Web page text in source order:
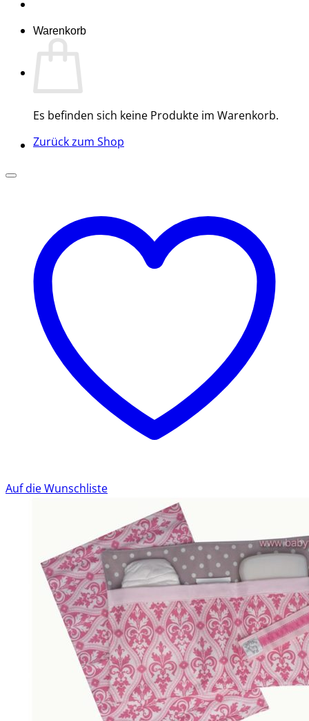
Warenkorb
Es befinden sich keine Produkte im Warenkorb.
Zurück zum Shop
Auf die Wunschliste